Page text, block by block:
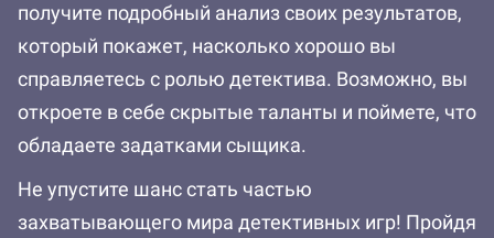
получите подробный анализ своих результатов,
который покажет, насколько хорошо вы
справляетесь с ролью детектива. Возможно, вы
откроете в себе скрытые таланты и поймете, что
обладаете задатками сыщика.
Не упустите шанс стать частью
захватывающего мира детективных игр! Пройдя